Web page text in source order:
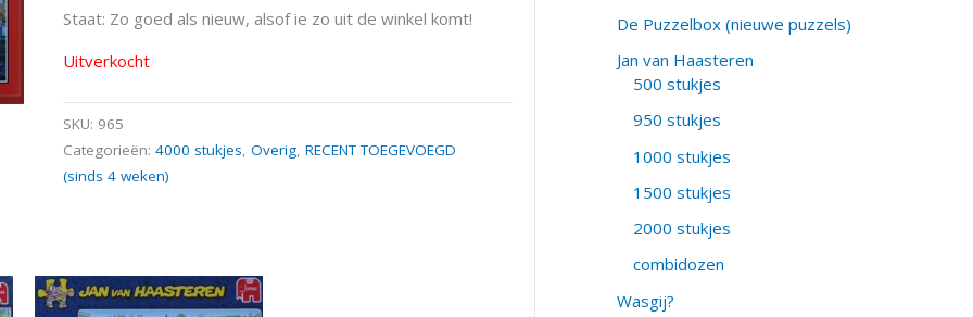
Staat: Zo goed als nieuw, alsof ie zo uit de winkel komt!
Uitverkocht
SKU: 965
Categorieën: 4000 stukjes, Overig, RECENT TOEGEVOEGD
(sinds 4 weken)
De Puzzelbox (nieuwe puzzels)
Jan van Haasteren
500 stukjes
950 stukjes
1000 stukjes
1500 stukjes
2000 stukjes
combidozen
Wasgij?